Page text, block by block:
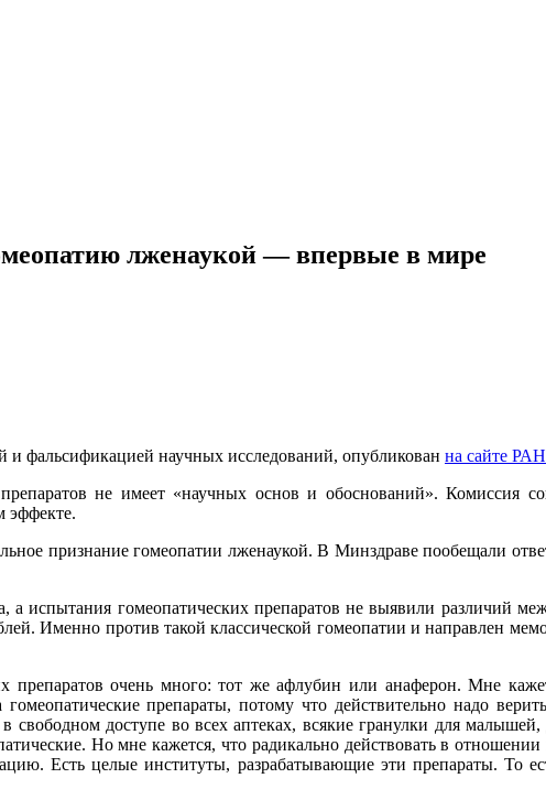
лженаукой — впервые в мире
фальсификацией научных исследований, опубликован на сайте РАН
не имеет «научных основ и обоснований». Комиссия
эффекте.
признание гомеопатии лженаукой. В Минздраве пообещали
а испытания гомеопатических препаратов не выявили различий
Именно против такой классической гомеопатии и направлен
препаратов очень много: тот же афлубин или анаферон. Мне
препараты, потому что действительно надо
доступе во всех аптеках, всякие гранулки для
Но мне кажется, что радикально действовать в
Есть целые институты, разрабатывающие эти препараты. То